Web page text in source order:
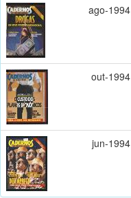
ago-1994
out-1994
jun-1994